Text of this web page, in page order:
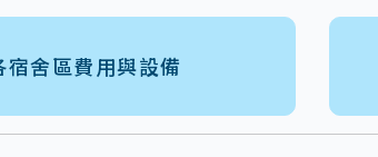
宿舍區費用與設備